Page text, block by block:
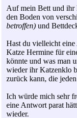
Auf mein Bett und ihr
den Boden von
betroffen) und
Hast du vielleicht
Katze Hermine für
könnte und was man
wieder ihr Katzenklo
zurück kann, die
Ich würde mich sehr
eine Antwort parat
wieder.